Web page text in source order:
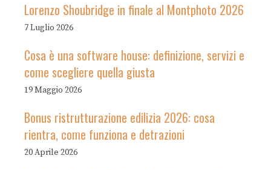
Lorenzo Shoubridge in finale al Montphoto 2026
7 Luglio 2026
Cosa è una software house: definizione, servizi e
come scegliere quella giusta
19 Maggio 2026
Bonus ristrutturazione edilizia 2026: cosa
rientra, come funziona e detrazioni
20 Aprile 2026